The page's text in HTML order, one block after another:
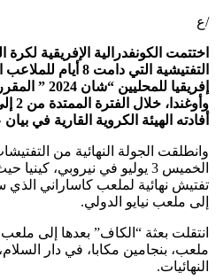
/ع
اختتمت الكونفدرالية الإفريقية
التفتيشية التي
إفريقيا
أفادته الهيئة الكروية القارية في
وانطلقت الجولة النهائية من
الخميس 3 يوليو في نيروبي،
تفتيش نهائية لملعب كاساراني الذي
إلى ملعب نيايو الدولي.
انتقلت بعثة “الكاف” بعدها إلى
ملعب، بنجامين مكابا، في دار
النهائيات.